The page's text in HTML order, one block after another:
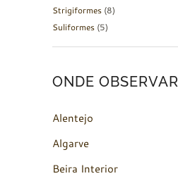
Strigiformes (8)
Suliformes (5)
ONDE OBSERVAR
Alentejo
Algarve
Beira Interior